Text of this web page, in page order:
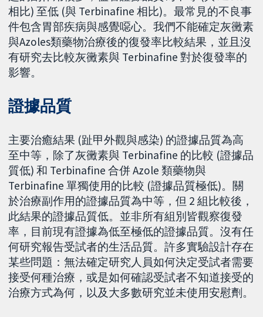
相比) 至低 (與 Terbinafine 相比)。最常見的不良事
件包含胃部疾病與感覺噁心。我們不能確定灰黴素
與Azoles類藥物治療後的復發率比較結果，並且沒
有研究去比較灰黴素與 Terbinafine 對於復發率的
影響。
證據品質
主要治癒結果 (趾甲外觀與感染) 的證據品質為高
至中等，除了灰黴素與 Terbinafine 的比較 (證據品
質低) 和 Terbinafine 合併 Azole 類藥物與
Terbinafine 單獨使用的比較 (證據品質極低)。關
於治療副作用的證據品質為中等，但 2 組比較後，
此結果的證據品質低。並非所有組別皆觀察復發
率，目前現有證據為低至極低的證據品質。沒有任
何研究報告受試者的生活品質。許多實驗設計存在
某些問題：無法確定研究人員如何決定受試者需要
接受何種治療，或是如何確認受試者不知道接受的
治療方式為何，以及大多數研究並未使用安慰劑。